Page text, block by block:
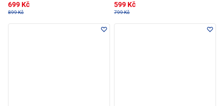
699 Kč
899 Kč
599 Kč
799 Kč